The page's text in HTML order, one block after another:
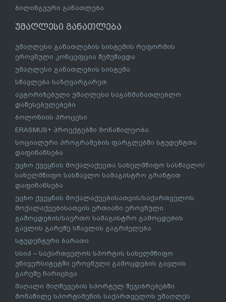
ბილინგვური განათლება
უმაღლესი განათლება
უმაღლესი განათლების სისტემის რეფორმის
ეროვნული კონცეფცია შემუშავდა
უმაღლესი განათლების სისტემა
სწავლება საზღვარგარეთ
ავტორიზებული უმაღლესი საგანმანათლებლო
დაწესებულებები
ბოლონიის პროცესი
ERASMUS+ პროექტებში მონაწილეობა
სოციალური პროგრამების ფარგლებში სტუდენტთა
დაფინანსება
უცხო ქვეყნის მოქალაქეეთა სახელმწიფო სასწავლო/
სახელმწიფო სასწავლო სამაგისტრო გრანტით
დაფინანსება
უცხო ქვეყნის მოქალაქეებისათვის/საქართველოს
მოქალაქეებისათვის ერთიანი ეროვნული
გამოცდების/საერთო სამაგისტრო გამოცდების
გავლის გარეშე სწავლის გაგრძელება
სტუდენტური ბარათი
სსიპ – საქართველოს სპორტის სახელმწიფო
უნივერსიტეტში ეროვნული გამოცდების გავლის
გარეშე ჩარიცხვა
მაღალი მიღწევების სპორტულ შეჯიბრებებში
მონაწილე სპორტსმენის საქართველოს უმაღლეს